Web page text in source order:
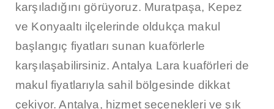
karşıladığını görüyoruz. Muratpaşa, Kepez
ve Konyaaltı ilçelerinde oldukça makul
başlangıç fiyatları sunan kuaförlerle
karşılaşabilirsiniz. Antalya Lara kuaförleri de
makul fiyatlarıyla sahil bölgesinde dikkat
çekiyor. Antalya, hizmet seçenekleri ve şık